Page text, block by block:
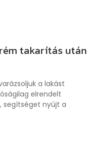
takarítás után
a lakást
elrendelt
segítséget nyújt a